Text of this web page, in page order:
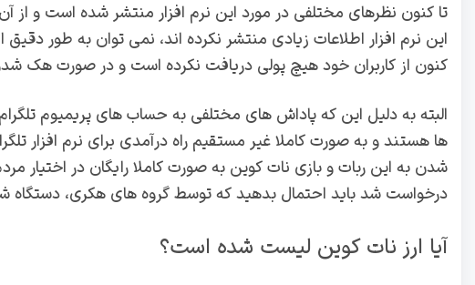
تا کنون نظرهای مختلفی در مورد این نرم افزار منتشر شده است و از
این نرم افزار اطلاعات زیادی منتشر نکرده اند، نمی توان به طور
کنون از کاربران خود هیچ پولی دریافت نکرده است و در صورت هک
البته به دلیل این که پاداش های مختلفی به حساب های پریمیوم
ها هستند و به صورت کاملا غیر مستقیم راه درآمدی برای نرم افزار
شدن به این ربات و بازی نات کوین به صورت کاملا رایگان در اختیار
درخواست شد باید احتمال بدهید که توسط گروه های هکری،
آیا ارز نات کوین لیست شده است؟